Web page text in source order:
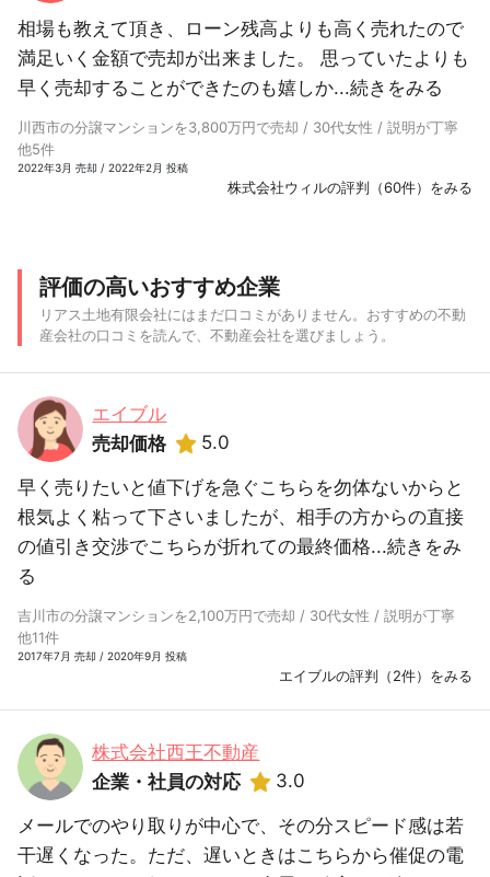
相場も教えて頂き、ローン残高よりも高く売れたので
満足いく金額で売却が出来ました。 思っていたよりも
早く売却することができたのも嬉しか...続きをみる
川西市の分譲マンションを3,800万円で売却 / 30代女性 / 説明が丁寧
他5件
2022年3月 売却 / 2022年2月 投稿
株式会社ウィルの評判（60件）をみる
評価の高いおすすめ企業
リアス土地有限会社にはまだ口コミがありません。おすすめの不動
産会社の口コミを読んで、不動産会社を選びましょう。
エイブル
売却価格
5.0
早く売りたいと値下げを急ぐこちらを勿体ないからと
根気よく粘って下さいましたが、相手の方からの直接
の値引き交渉でこちらが折れての最終価格...続きをみ
る
吉川市の分譲マンションを2,100万円で売却 / 30代女性 / 説明が丁寧
他11件
2017年7月 売却 / 2020年9月 投稿
エイブルの評判（2件）をみる
株式会社西王不動産
企業・社員の対応
3.0
メールでのやり取りが中心で、その分スピード感は若
干遅くなった。ただ、遅いときはこちらから催促の電